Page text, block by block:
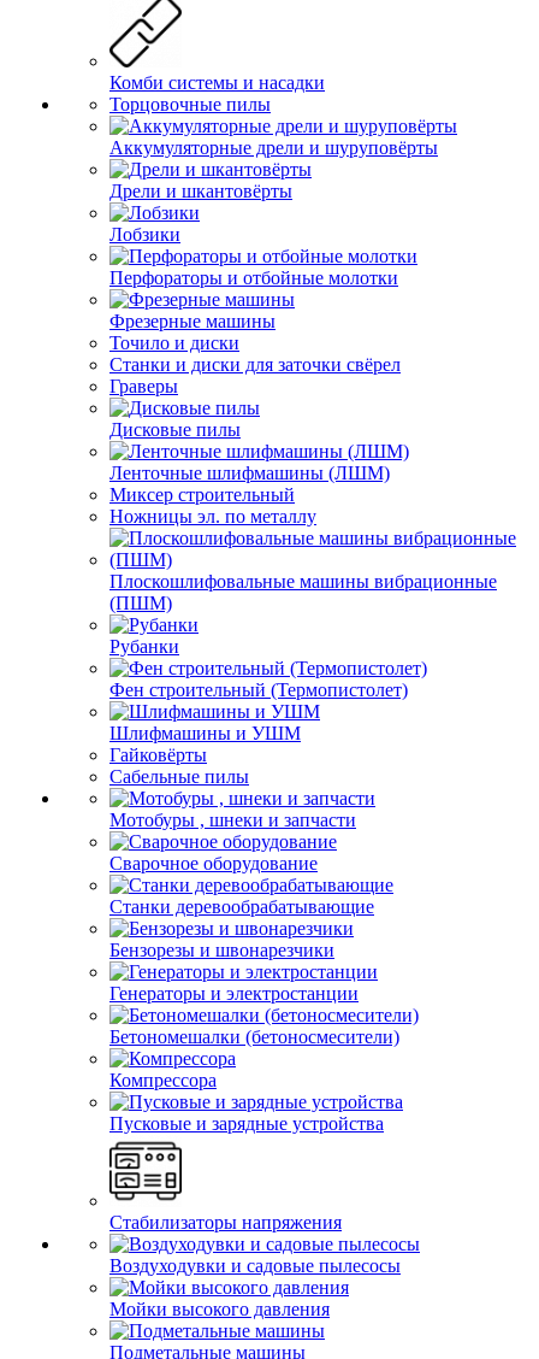
Комби системы и насадки
Торцовочные пилы
Аккумуляторные дрели и шуруповёрты
Дрели и шкантовёрты
Лобзики
Перфораторы и отбойные молотки
Фрезерные машины
Точило и диски
Станки и диски для заточки свёрел
Граверы
Дисковые пилы
Ленточные шлифмашины (ЛШМ)
Миксер строительный
Ножницы эл. по металлу
Плоскошлифовальные машины вибрационные
(ПШМ)
Рубанки
Фен строительный (Термопистолет)
Шлифмашины и УШМ
Гайковёрты
Сабельные пилы
Мотобуры , шнеки и запчасти
Сварочное оборудование
Станки деревообрабатывающие
Бензорезы и швонарезчики
Генераторы и электростанции
Бетономешалки (бетоносмесители)
Компрессора
Пусковые и зарядные устройства
Стабилизаторы напряжения
Воздуходувки и садовые пылесосы
Мойки высокого давления
Подметальные машины